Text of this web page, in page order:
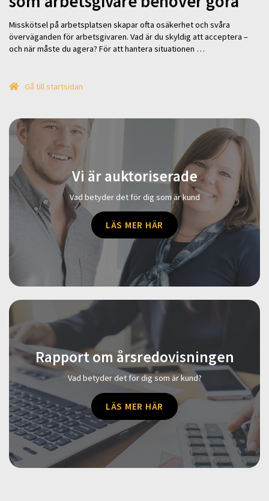
Misskötsel på arbetsplatsen skapar ofta osäkerhet och svåra
överväganden för arbetsgivaren. Vad är du skyldig att acceptera –
och när måste du agera? För att hantera situationen …
Gå till startsidan
Vi är auktoriserade
Vad betyder det för dig som är kund
LÄS MER HÄR
Rapport om årsredovisningen
Vad betyder det för dig som är kund?
LÄS MER HÄR